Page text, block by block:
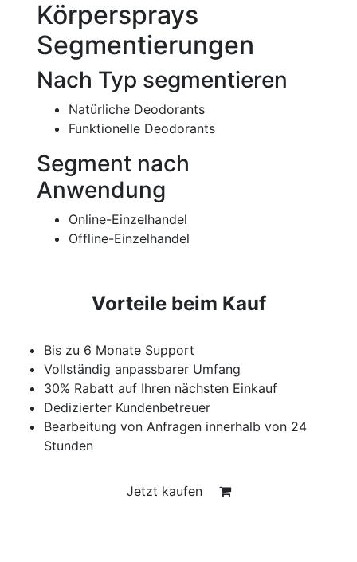
Körpersprays
Segmentierungen
Nach Typ segmentieren
Natürliche Deodorants
Funktionelle Deodorants
Segment nach
Anwendung
Online-Einzelhandel
Offline-Einzelhandel
Vorteile beim Kauf
Bis zu 6 Monate Support
Vollständig anpassbarer Umfang
30% Rabatt auf Ihren nächsten Einkauf
Dedizierter Kundenbetreuer
Bearbeitung von Anfragen innerhalb von 24
Stunden
Jetzt kaufen